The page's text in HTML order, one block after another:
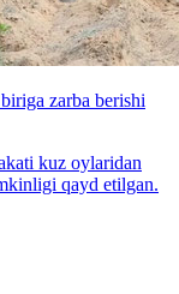
zarba berishi
kuz oylaridan
qayd etilgan.